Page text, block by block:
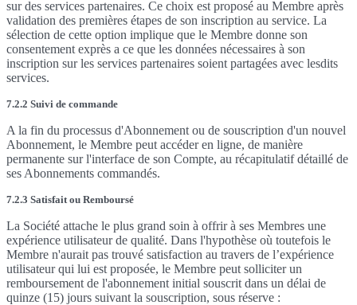
sur des services partenaires. Ce choix est proposé au Membre après
validation des premières étapes de son inscription au service. La
sélection de cette option implique que le Membre donne son
consentement exprès a ce que les données nécessaires à son
inscription sur les services partenaires soient partagées avec lesdits
services.
7.2.2 Suivi de commande
A la fin du processus d'Abonnement ou de souscription d'un nouvel
Abonnement, le Membre peut accéder en ligne, de manière
permanente sur l'interface de son Compte, au récapitulatif détaillé de
ses Abonnements commandés.
7.2.3 Satisfait ou Remboursé
La Société attache le plus grand soin à offrir à ses Membres une
expérience utilisateur de qualité. Dans l'hypothèse où toutefois le
Membre n'aurait pas trouvé satisfaction au travers de l’expérience
utilisateur qui lui est proposée, le Membre peut solliciter un
remboursement de l'abonnement initial souscrit dans un délai de
quinze (15) jours suivant la souscription, sous réserve :